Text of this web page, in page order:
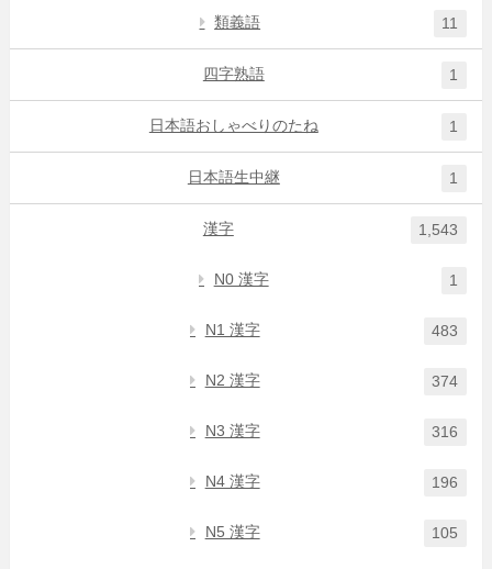
類義語 11
四字熟語 1
日本語おしゃべりのたね 1
日本語生中継 1
漢字 1,543
N0 漢字 1
N1 漢字 483
N2 漢字 374
N3 漢字 316
N4 漢字 196
N5 漢字 105